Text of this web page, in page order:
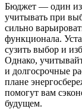
Бюджет — один из
учитывать при
сильно
функционала.
сузить выбор и
Однако,
и долгосрочные
плане
помогут вам
будущем.